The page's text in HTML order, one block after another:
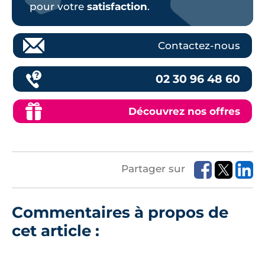
pour votre satisfaction.
Contactez-nous
02 30 96 48 60
Découvrez nos offres
Partager sur
Commentaires à propos de
cet article :